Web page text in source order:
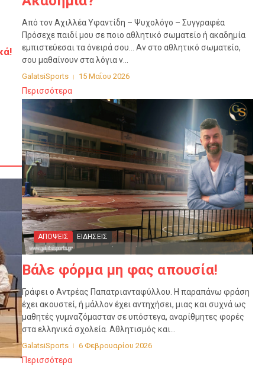
Από τον Αχιλλέα Υφαντίδη – Ψυχολόγο – Συγγραφέα
Πρόσεχε παιδί μου σε ποιο αθλητικό σωματείο ή ακαδημία
εμπιστεύεσαι τα όνειρά σου… Αν στο αθλητικό σωματείο,
σου μαθαίνουν στα λόγια ν...
GalatsiSports 15 Μαΐου 2026
Περισσότερα
ΑΠΟΨΕΙΣ ΕΙΔΗΣΕΙΣ
Βάλε φόρμα μη φας απουσία!
Γράφει ο Αντρέας Παπατριανταφύλλου. Η παραπάνω φράση
έχει ακουστεί, ή μάλλον έχει αντηχήσει, μιας και συχνά ως
μαθητές γυμναζόμασταν σε υπόστεγα, αναρίθμητες φορές
στα ελληνικά σχολεία. Αθλητισμός και...
GalatsiSports 6 Φεβρουαρίου 2026
Περισσότερα